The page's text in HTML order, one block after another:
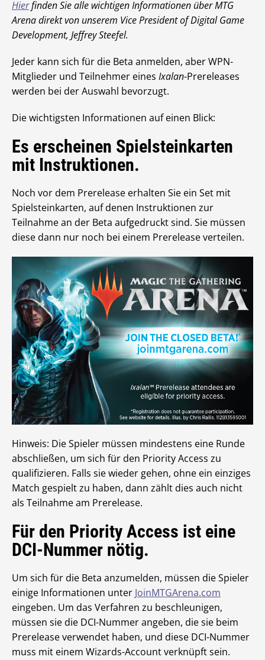
Hierfinden Sie alle wichtigen Informationen über MTG
Arena direkt von unserem Vice President of Digital Game
Development, Jeffrey Steefel.
Jeder kann sich für die Beta anmelden, aber WPN-
Mitglieder und Teilnehmer eines Ixalan-Prereleases
werden bei der Auswahl bevorzugt.
Die wichtigsten Informationen auf einen Blick:
Es erscheinen Spielsteinkarten
mit Instruktionen.
Noch vor dem Prerelease erhalten Sie ein Set mit
Spielsteinkarten, auf denen Instruktionen zur
Teilnahme an der Beta aufgedruckt sind. Sie müssen
diese dann nur noch bei einem Prerelease verteilen.
Hinweis: Die Spieler müssen mindestens eine Runde
abschließen, um sich für den Priority Access zu
qualifizieren. Falls sie wieder gehen, ohne ein einziges
Match gespielt zu haben, dann zählt dies auch nicht
als Teilnahme am Prerelease.
Für den Priority Access ist eine
DCI-Nummer nötig.
Um sich für die Beta anzumelden, müssen die Spieler
einige Informationen unter JoinMTGArena.com
eingeben. Um das Verfahren zu beschleunigen,
müssen sie die DCI-Nummer angeben, die sie beim
Prerelease verwendet haben, und diese DCI-Nummer
muss mit einem Wizards-Account verknüpft sein.